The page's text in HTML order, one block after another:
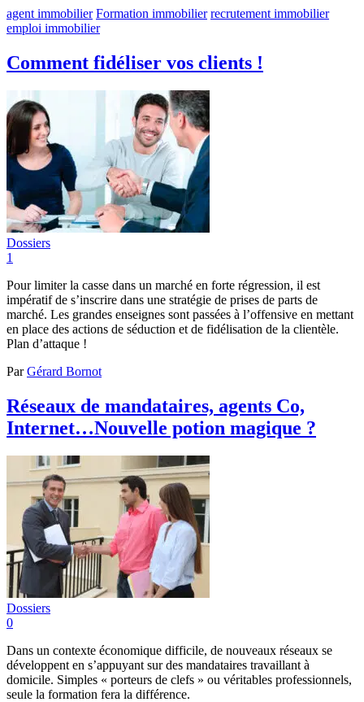
agent immobilier Formation immobilier recrutement immobilier
emploi immobilier
Comment fidéliser vos clients !
Dossiers
1
Pour limiter la casse dans un marché en forte régression, il est
impératif de s’inscrire dans une stratégie de prises de parts de
marché. Les grandes enseignes sont passées à l’offensive en mettant
en place des actions de séduction et de fidélisation de la clientèle.
Plan d’attaque !
ParGérard Bornot
Réseaux de mandataires, agents Co,
Internet…Nouvelle potion magique ?
Dossiers
0
Dans un contexte économique difficile, de nouveaux réseaux se
développent en s’appuyant sur des mandataires travaillant à
domicile. Simples « porteurs de clefs » ou véritables professionnels,
seule la formation fera la différence.